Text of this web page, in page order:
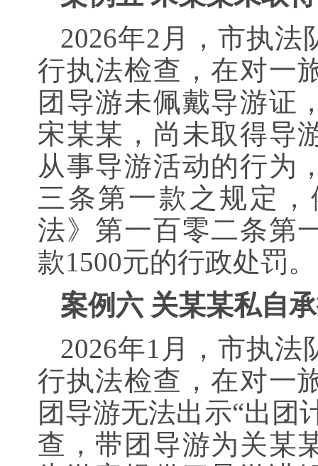
2026年2月，市执
行执法检查，在对一
团导游未佩戴导游证
宋某某，尚未取得导
从事导游活动的行为
三条第一款之规定
法》第一百零二条第
款1500元的行政处罚。
案例六 关某某私自
2026年1月，市执
行执法检查，在对一
团导游无法出示“出团
查，带团导游为关某